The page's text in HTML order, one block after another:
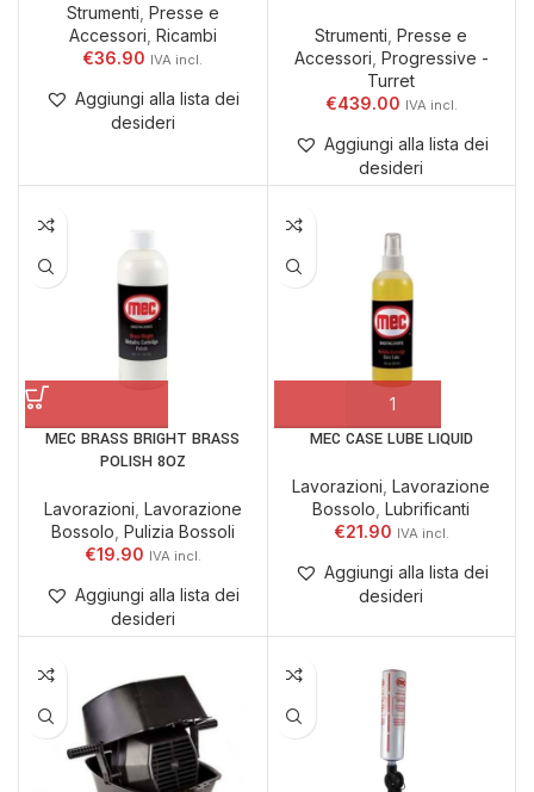
Strumenti Presse e
Accessori Ricambi
€36.90
Aggiungi alla lista dei
desideri
Strumenti ,Presse e
Accessori Progressive -
Turret
€439.00
Aggiungi alla lista dei
desideri
MEC BRASS BRIGHT BRASS
POLISH 8OZ
Lavorazioni Lavorazione
Bossolo Pulizia Bossoli
€19.90
Aggiungi alla lista dei
desideri
MEC CASE LUBE LIQUID
Lavorazioni ,Lavorazione
Bossolo ,Lubrificanti
€21.90
Aggiungi alla lista dei
desideri